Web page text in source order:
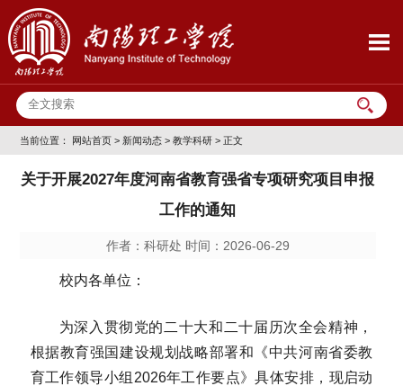
当前位置： 网站首页 > 新闻动态 >教学科研 > 正文
关于开展2027年度河南省教育强省专项研究项目申报
工作的通知
作者：科研处 时间：2026-06-29
校内各单位：
为深入贯彻党的二十大和二十届历次全会精神，
根据教育强国建设规划战略部署和《中共河南省委教
育工作领导小组2026年工作要点》具体安排，现启动